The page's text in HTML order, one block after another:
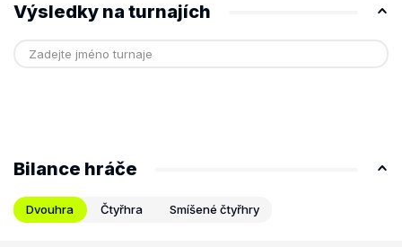
Výsledky na turnajích
Bilance hráče
Dvouhra Čtyřhra Smíšené čtyřhry